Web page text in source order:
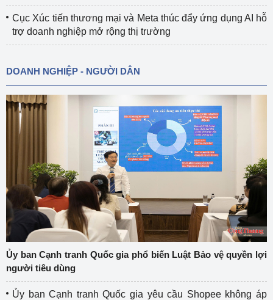
Cục Xúc tiến thương mại và Meta thúc đẩy ứng dụng AI hỗ
trợ doanh nghiệp mở rộng thị trường
DOANH NGHIỆP - NGƯỜI DÂN
Ủy ban Cạnh tranh Quốc gia phổ biến Luật Bảo vệ quyền lợi
người tiêu dùng
Ủy ban Cạnh tranh Quốc gia yêu cầu Shopee không áp